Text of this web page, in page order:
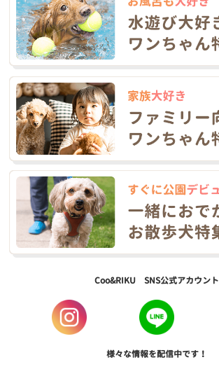
Coo&RIKU SNS公式アカウント
様々な情報を配信中です！